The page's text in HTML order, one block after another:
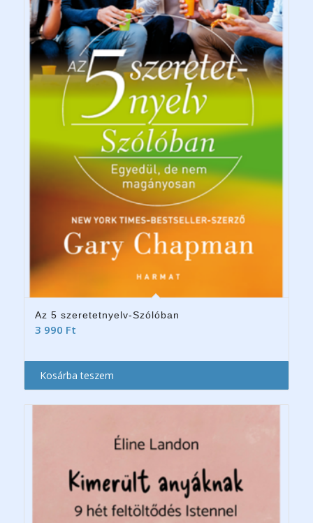
Az 5 szeretetnyelv-Szólóban
3 990 Ft
Kosárba teszem